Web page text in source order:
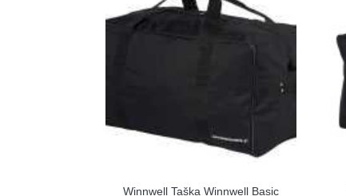
Winnwell Taška Winnwell Basic